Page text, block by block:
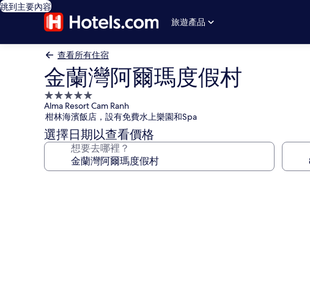
跳到主要內容
旅遊產品
查看所有住宿
金蘭灣阿爾瑪度假村
5.0
星
級
住
宿
Alma Resort Cam Ranh
柑林海濱飯店，設有免費水上樂園和Spa
選擇日期以查看價格
想要去哪裡？